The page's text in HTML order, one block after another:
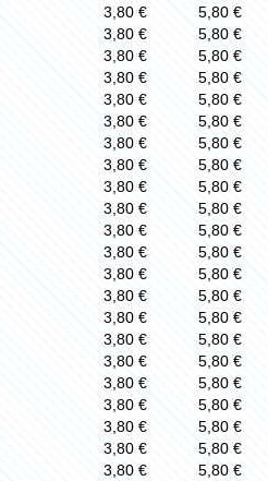
3,80 € 5,80 €
3,80 € 5,80 €
3,80 € 5,80 €
3,80 € 5,80 €
3,80 € 5,80 €
3,80 € 5,80 €
3,80 € 5,80 €
3,80 € 5,80 €
3,80 € 5,80 €
3,80 € 5,80 €
3,80 € 5,80 €
3,80 € 5,80 €
3,80 € 5,80 €
3,80 € 5,80 €
3,80 € 5,80 €
3,80 € 5,80 €
3,80 € 5,80 €
3,80 € 5,80 €
3,80 € 5,80 €
3,80 € 5,80 €
3,80 € 5,80 €
3,80 € 5,80 €